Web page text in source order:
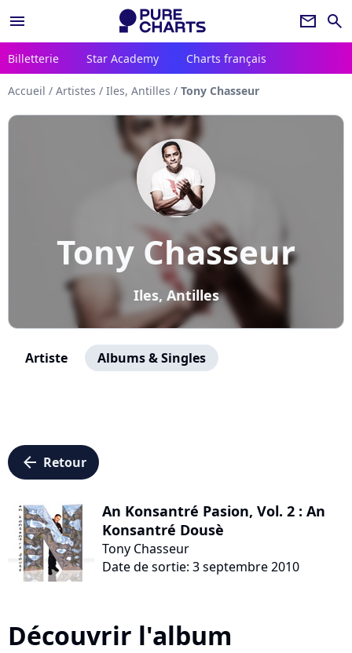
menu newsletter search
Billetterie Star Academy Charts français
Accueil / Artistes / Iles, Antilles / Tony Chasseur
Tony Chasseur
Iles, Antilles
Artiste Albums & Singles
arrow_left Retour
An Konsantré Pasion, Vol. 2 : An
Konsantré Dousè
Tony Chasseur
Date de sortie: 3 septembre 2010
Découvrir l'album